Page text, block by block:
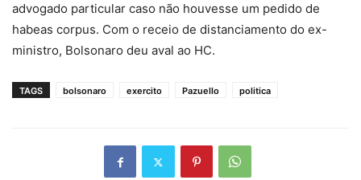
advogado particular caso não houvesse um pedido de
habeas corpus. Com o receio de distanciamento do ex-
ministro, Bolsonaro deu aval ao HC.
TAGS bolsonaro exercito Pazuello politica